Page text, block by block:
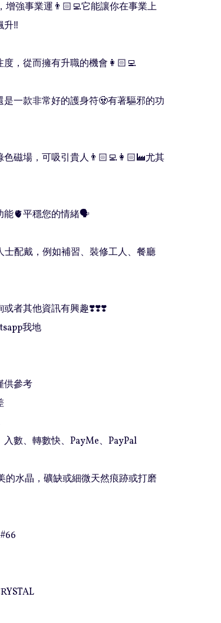
增強事業運👨🏻‍💻它能讓你在事業上
升‼️
，從而擁有升職的機會👩🏻‍💻
一款非常好的護身符🧟有著驅邪的功
色磁場，可吸引貴人👨🏻‍💻👩🏻‍🏭尤其
能🫀平穩您的情緒🗣
士配戴，例如補習、裝修工人、餐廳
或者其他資訊有興趣❣️❣️❣️
我地
供參考
數、轉數快、PayMe、PayPal
的水晶，礦缺或細微天然痕跡或打磨